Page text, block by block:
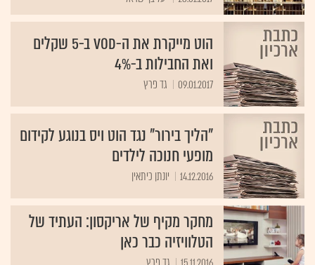
הוט מייקרת את ה-VOD ב-5 שקלים
ואת החבילות ב-4%
09.01.2017 גד פרץ
"הליך בירור" נגד הוט ויס בנוגע לקידום
מופעי חנוכה לילדים
14.12.2016 יונתן כיתאין
מחקר מקיף של אריקסון: העתיד של
הטלוויזיה כבר כאן
15.11.2016 גד פרץ